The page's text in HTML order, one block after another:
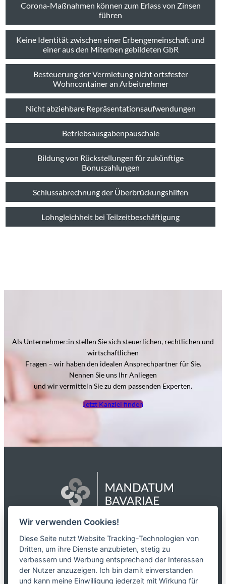
Corona-Maßnahmen können zum Erlass von Zinsen
führen
Keine Identität zwischen einer Erbengemeinschaft und
einer aus den Miterben gebildeten GbR
Besteuerung der Vermietung nicht ortsfester
Wohncontainer an Arbeitnehmer
Nicht abziehbare Repräsentationsaufwendungen
Betriebsausgabenpauschale
Bildung von Rückstellungen für zukünftige
Bonuszahlungen
Schlussabrechnung der Überbrückungshilfen
Lohngleichheit bei Teilzeitbeschäftigung
Als Unternehmer:in stellen Sie sich steuerlichen, rechtlichen und
wirtschaftlichen
Fragen – wir haben den idealen Ansprechpartner für Sie.
Nennen Sie uns Ihr Anliegen
und wir vermitteln Sie zu dem passenden Experten.
Jetzt Kanzlei finden
Das Netzwerk
Partnerkanzleien
Karriere
Kontakt
Wir verwenden Cookies!
Diese Seite nutzt Website Tracking-Technologien von
Dritten, um ihre Dienste anzubieten, stetig zu
verbessern und Werbung entsprechend der Interessen
der Nutzer anzuzeigen. Ich bin damit einverstanden
und kann meine Einwilligung jederzeit mit Wirkung für